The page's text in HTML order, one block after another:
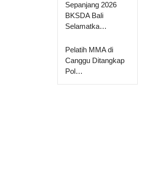
Sepanjang 2026
BKSDA Bali
Selamatka…
Pelatih MMA di
Canggu Ditangkap
Pol…